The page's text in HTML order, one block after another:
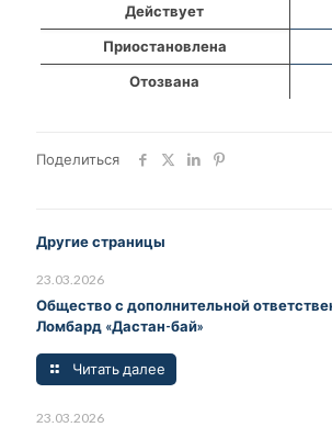
Действует
Приостановлена
Отозвана
Поделиться
Другие страницы
23.03.2026
Общество с дополнительной
Ломбард «Дастан-бай»
Читать далее
23.03.2026